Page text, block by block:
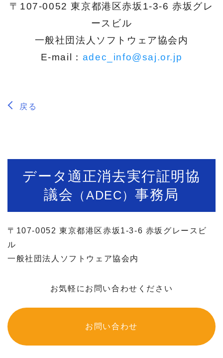
〒107-0052 東京都港区赤坂1-3-6 赤坂グレ
ースビル
一般社団法人ソフトウェア協会内
E-mail： adec_info@saj.or.jp
戻る
データ適正消去実行証明協
議会 （ADEC） 事務局
〒107-0052 東京都港区赤坂1-3-6 赤坂グレースビ
ル
一般社団法人ソフトウェア協会内
お気軽にお問い合わせください
お問い合わせ